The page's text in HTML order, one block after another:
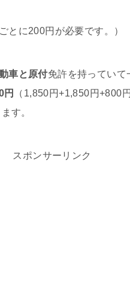
とに200円が必要です。）
車と原付免許を持っていて
円
（1,850円+1,850円+800
す。
スポンサーリンク